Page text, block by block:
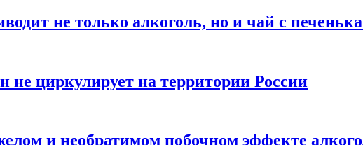
не только алкоголь, но и чай с
не циркулирует на территории России
и необратимом побочном эффекте